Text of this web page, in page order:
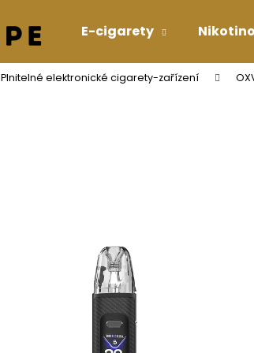
E-cigarety
Plnitelné elektronické cigarety-zařízení Co